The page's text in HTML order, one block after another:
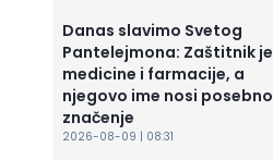
Danas slavimo Svetog
Pantelejmona: Zaštitnik je
medicine i farmacije, a
njegovo ime nosi posebno
značenje
2026-08-09 | 08:31